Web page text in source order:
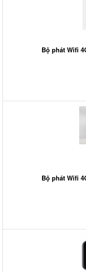
Bộ phát Wifi
Bộ phát Wifi